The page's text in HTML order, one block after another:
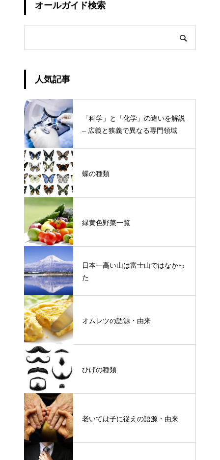
オールガイド検索
人気記事
「科学」と「化学」の違いを解説
– 広義と狭義で異なる専門領域
蝶の種類
緑黄色野菜一覧
日本一高い山は富士山ではなかっ
た
オムレツの語源・由来
ひげの種類
老いては子に従えの語源・由来